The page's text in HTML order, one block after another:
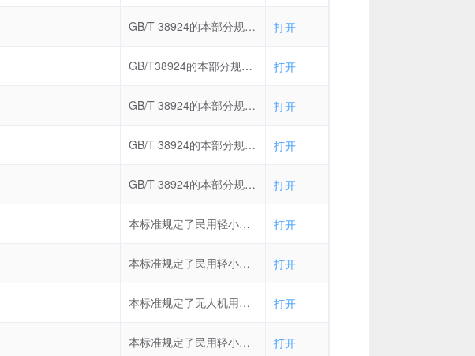
GB/T 38924的本部分规定了民用轻小型无人机(起飞重量为0.25 kg～150 kg)系统(含飞行器和地面站)冲击试验要求和方法，包括试验条件、试验设备和仪表、试验过程、试验中断和恢复、试验结果评定和试验报告。本部分适用于在运输、装卸和使用过程中可能会经历冲击环境的民用轻小型无人机(起飞重量为0.25 kg～150 kg)系统(含飞行器和地面站)，以此确定民用轻小型无人机是否能承受冲击环境的影响。 打开
GB/T38924的本部分规定了民用轻小型无人机（起飞重量为025kg～150kg）系统（含飞行器和地面站）的振动试验要求和方法，包括试验条件、试验设备和仪表、试验过程、试验中断和恢复、试验结果评定和试验报告等。本部分适用于在运输和使用过程中可能会经历振动环境的民用轻小型（最大起飞重量大于0.25kg且不大于150kg）多旋翼无人机系统、固定翼无人机系统、无人直升机系统和车载式地面站，以此确定民用轻小型无人机系统是否能承受振动环境的影响。 打开
GB/T 38924的本部分规定了民用轻小型无人机(起飞重量为0.25 kg～150 kg)系统(含飞行器和地面站)湿热试验的试验条件、试验设备和仪器、试验过程、试验中断和恢复、试验结果评定和试验报告等。本部分适用于在使用过程中会经历湿热环境的民用轻小型无人机(起飞重量为0.25 kg～150 kg)系统(含飞行器和地面站)，以此来确定民用轻小型无人机系统耐受自然的或诱发的潮湿大气的能力。 打开
GB/T 38924的本部分规定了民用轻小型无人机(起飞重量为0.25 kg～150 kg)系统(含飞行器和地面站)盐雾环境的试验条件、试验设备和仪器、试验过程、试验中断和恢复、试验结果评定和试验报告。本部分适用于在贮存和使用过程中会受到盐雾影响的民用轻小型无人机(起飞重量为0.25 kg～150 kg)系统(含飞行器和地面站)，以此来确定民用无人机系统长期暴露在盐雾大气中或在正常使用中耐受盐雾大气的能力。 打开
GB/T 38924的本部分规定了民用轻小型无人机(起飞重量在0.25 kg～150 kg之间)系统(含飞行器和地面站)防水性试验的试验条件、试验设备和仪器、试验过程、试验中断和恢复、试验结果评定和试验报告。本部分适用于在使用过程中可能会受到雨水喷淋的民用轻小型无人机系统，以此确定民用轻小型无人机系统是否能经受住喷洒或滴落到其表面上的雨水环境的影响。 打开
本标准规定了民用轻小型无人机系统的抗风性要求及试验方法，包括抗风能力要求、试验目的、试验条件、试验环境、试验中断和恢复、试验判据、试验过程、试验数据处理、试验结果评定及试验报告。本标准适用于民用轻小型旋翼类无人机（起飞重量在0.25kg～150kg之间）系统（含飞行器和地面站），包括无人直升机系统、多旋翼无人机系统、垂直起降固定翼无人机系统（仅起降阶段）以及其他旋翼无人机系统；其他类型无人机系统可参照执行。 打开
本标准规定了民用轻小型无人机系统全生命周期内安全性工作的一般要求详细要求和安全性验证。本标准适用于最大起飞重量在0.25kg～150kg之间的民用无人机系统（以下简称“无人机系统”）的研制、生产、试验和使用的安全性工作。其他民用无人机系统可参考使用。 打开
本标准规定了无人机用氢燃料电池发电系统的通用要求、技术要求、试验方法以及标志、包装和运输要求。本标准适用于以压缩氢气为燃料，为空载质量不超过116 kg且最大起飞质量不超过150 kg的无人机提供动力和非动力用电的燃料电池发电系统。 打开
本标准规定了民用轻小型固定翼无人机（以下简称“无人机”）飞行控制系统的通用要求、验证试验标识、包装、运输和贮存。本标准适用于最大起飞重量在025kg～150kg之间的民用轻小型固定翼无人机飞行控制系统及其部件的设计与验证，其他无人机飞行控制系统可参照执行。 打开